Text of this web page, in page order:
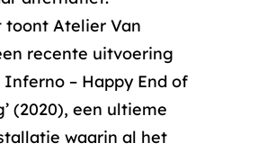
toont Atelier Van
recente uitvoering
Inferno – Happy End of
(2020), een ultieme
waarin al het